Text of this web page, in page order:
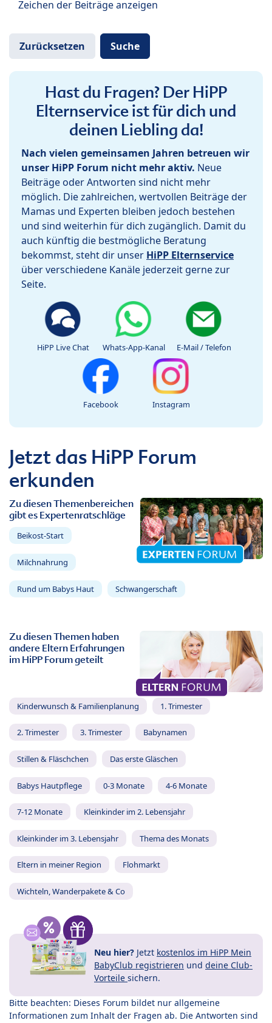
Zeichen der Beiträge anzeigen
Hast du Fragen? Der HiPP
Elternservice ist für dich und
deinen Liebling da!
Nach vielen gemeinsamen Jahren betreuen wir
unser HiPP Forum nicht mehr aktiv. Neue
Beiträge oder Antworten sind nicht mehr
möglich. Die zahlreichen, wertvollen Beiträge der
Mamas und Experten bleiben jedoch bestehen
und sind weiterhin für dich zugänglich. Damit du
auch künftig die bestmögliche Beratung
bekommst, steht dir unser HiPP Elternservice
über verschiedene Kanäle jederzeit gerne zur
Seite.
HiPP Live Chat Whats-App-Kanal E-Mail / Telefon
Facebook Instagram
Jetzt das HiPP Forum
erkunden
Zu diesen Themenbereichen
gibt es Expertenratschläge
Beikost-Start
Milchnahrung
Rund um Babys Haut Schwangerschaft
Zu diesen Themen haben
andere Eltern Erfahrungen
im HiPP Forum geteilt
Kinderwunsch & Familienplanung 1. Trimester
2. Trimester 3. Trimester Babynamen
Stillen & Fläschchen Das erste Gläschen
Babys Hautpflege 0-3 Monate 4-6 Monate
7-12 Monate Kleinkinder im 2. Lebensjahr
Kleinkinder im 3. Lebensjahr Thema des Monats
Eltern in meiner Region Flohmarkt
Wichteln, Wanderpakete & Co
Neu hier? Jetzt kostenlos im HiPP Mein
BabyClub registrieren und deine Club-
Vorteile sichern.
Bitte beachten: Dieses Forum bildet nur allgemeine
Informationen zum Inhalt der Fragen ab. Die Antworten sind